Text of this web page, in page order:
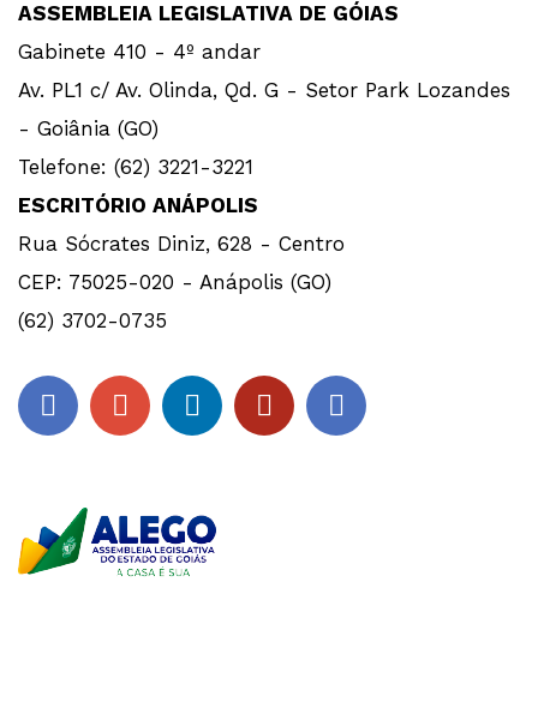
ASSEMBLEIA LEGISLATIVA DE GÓIAS
Gabinete 410 - 4º andar
Av. PL1 c/ Av. Olinda, Qd. G - Setor Park Lozandes
- Goiânia (GO)
Telefone: (62) 3221-3221
ESCRITÓRIO ANÁPOLIS
Rua Sócrates Diniz, 628 - Centro
CEP: 75025-020 - Anápolis (GO)
(62) 3702-0735